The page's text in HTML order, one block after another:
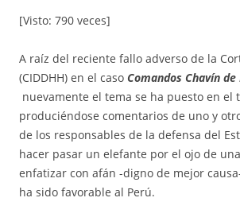
[Visto: 790 veces]
A raíz del reciente fallo adverso de la
(CIDDHH) en el caso Comandos Chavín
nuevamente el tema se ha puesto en el
produciéndose comentarios de uno y
de los responsables de la defensa del
hacer pasar un elefante por el ojo de
enfatizar con afán -digno de mejor
ha sido favorable al Perú.